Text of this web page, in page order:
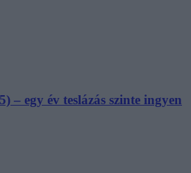
– egy év teslázás szinte ingyen